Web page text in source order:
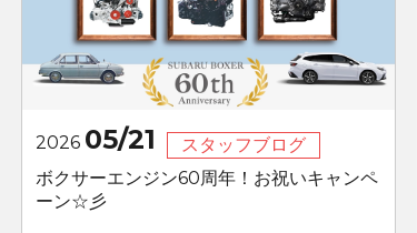
2026 05/21
スタッフブログ
ボクサーエンジン60周年！お祝いキャンペ
ーン☆彡